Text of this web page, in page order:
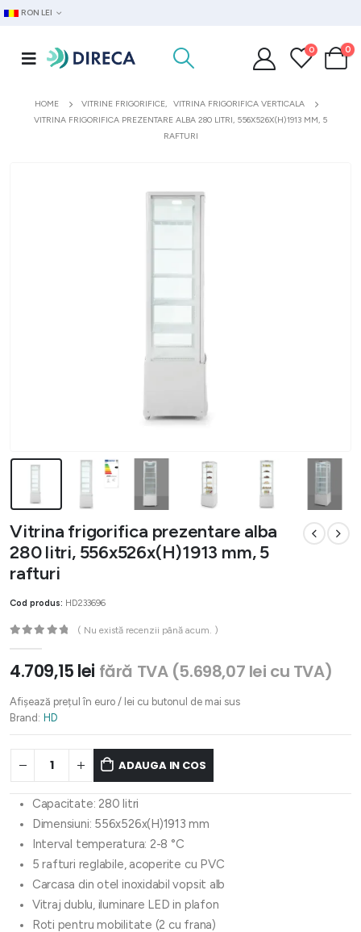
RON LEI
0 0
HOME VITRINE FRIGORIFICE,
VITRINA FRIGORIFICA VERTICALA
VITRINA FRIGORIFICA PREZENTARE ALBA 280 LITRI, 556X526X(H)1913 MM, 5
RAFTURI
Vitrina frigorifica prezentare alba
280 litri, 556x526x(H)1913 mm, 5
rafturi
Cod produs: HD233696
( Nu există recenzii până acum. )
4.709,15 lei fără TVA (5.698,07 lei cu TVA)
Afișează prețul în euro / lei cu butonul de mai sus
Brand: HD
ADAUGA IN COS
Capacitate: 280 litri
Dimensiuni: 556x526x(H)1913 mm
Interval temperatura: 2-8 °C
5 rafturi reglabile, acoperite cu PVC
Carcasa din otel inoxidabil vopsit alb
Vitraj dublu, iluminare LED in plafon
Roti pentru mobilitate (2 cu frana)